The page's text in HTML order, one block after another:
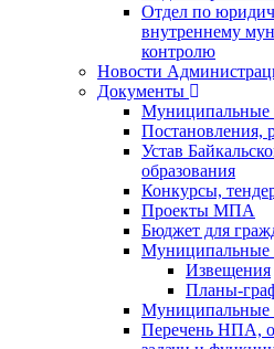
Отдел по
внутреннему
контролю
Новости
Документы
Муниципальные
Постановления,
Устав
образования
Конкурсы,
Проекты МПА
Бюджет для
Муниципальные
Извещения
Планы-
Муниципальные
Перечень НПА,